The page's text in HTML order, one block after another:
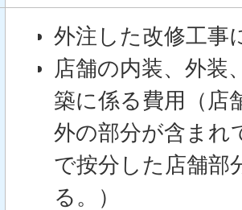
外注した改修工事
店舗の内装、外装
築に係る費用（店
外の部分が含まれ
で按分した店舗部
る。）